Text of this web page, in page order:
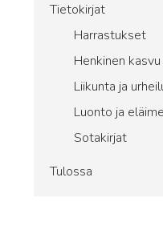
Tietokirjat
Harrastukset
Henkinen
Liikunta ja
Luonto ja
Sotakirjat
Tulossa